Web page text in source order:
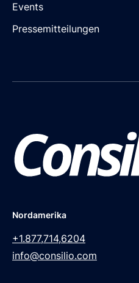
Events
Pressemitteilungen
Nordamerika
+1.877,714,6204
info@consilio.com